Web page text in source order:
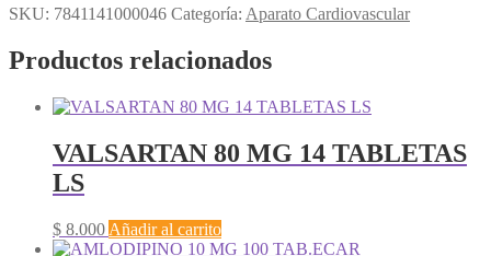
SKU: 7841141000046 Categoría: Aparato Cardiovascular
Productos relacionados
VALSARTAN 80 MG 14 TABLETAS
LS
$ 8.000 Añadir al carrito